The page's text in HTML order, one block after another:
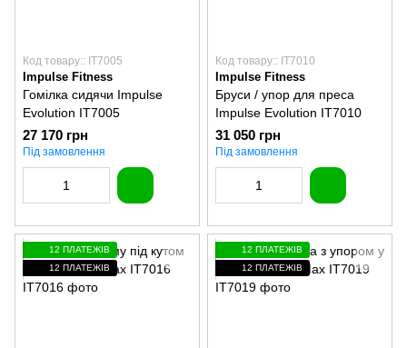
Код товару:: IT7005
Impulse Fitness
Гомілка сидячи Impulse
Evolution IT7005
27 170 грн
Під замовлення
Код товару:: IT7010
Impulse Fitness
Бруси / упор для преса
Impulse Evolution IT7010
31 050 грн
Під замовлення
12 ПЛАТЕЖІВ
12 ПЛАТЕЖІВ
12 ПЛАТЕЖІВ
12 ПЛАТЕЖІВ